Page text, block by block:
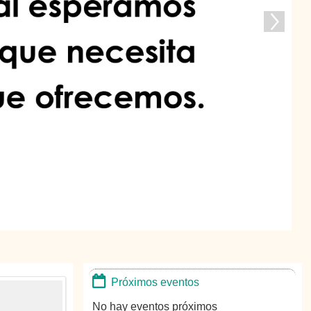
Próximos eventos
No hay eventos próximos